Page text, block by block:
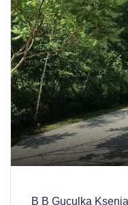
B B Guсulka Ksenia